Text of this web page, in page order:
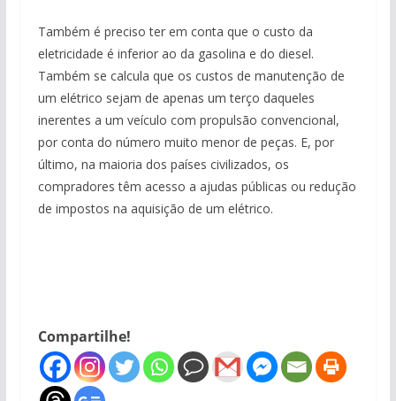
Também é preciso ter em conta que o custo da
eletricidade é inferior ao da gasolina e do diesel.
Também se calcula que os custos de manutenção de
um elétrico sejam de apenas um terço daqueles
inerentes a um veículo com propulsão convencional,
por conta do número muito menor de peças. E, por
último, na maioria dos países civilizados, os
compradores têm acesso a ajudas públicas ou redução
de impostos na aquisição de um elétrico.
Compartilhe!